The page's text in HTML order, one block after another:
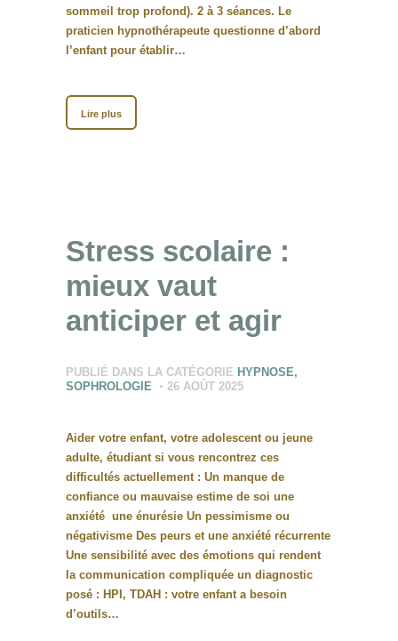
sommeil trop profond). 2 à 3 séances. Le
praticien hypnothérapeute questionne d’abord
l’enfant pour établir…
Lire plus
Stress scolaire :
mieux vaut
anticiper et agir
PUBLIÉ DANS LA CATÉGORIE HYPNOSE,
SOPHROLOGIE
26 AOÛT 2025
Aider votre enfant, votre adolescent ou jeune
adulte, étudiant si vous rencontrez ces
difficultés actuellement : Un manque de
confiance ou mauvaise estime de soi une
anxiété une énurésie Un pessimisme ou
négativisme Des peurs et une anxiété récurrente
Une sensibilité avec des émotions qui rendent
la communication compliquée un diagnostic
posé : HPI, TDAH : votre enfant a besoin
d’outils…